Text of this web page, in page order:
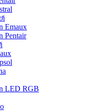
Emaux
Pentair
LED RGB